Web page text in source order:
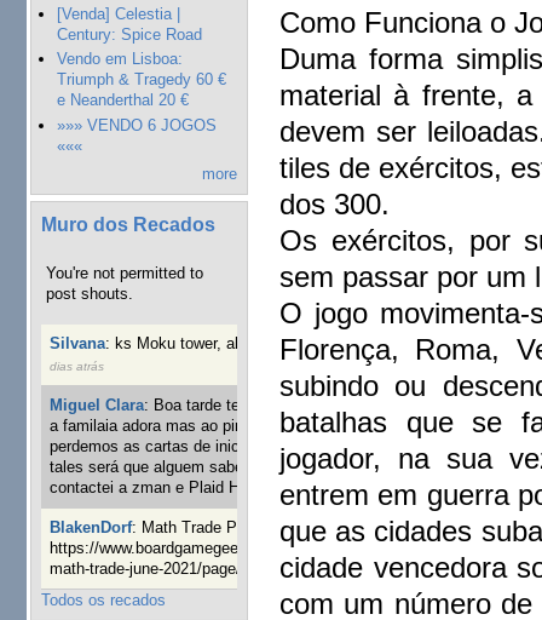
[Venda] Celestia |
Century: Spice Road
Vendo em Lisboa:
Triumph & Tragedy 60 €
e Neanderthal 20 €
»»» VENDO 6 JOGOS
«««
more
Muro dos Recados
You're not permitted to
post shouts.
Silvana: ks Moku tower, alguém interessado?
40 semanas 3
dias atrás
Miguel Clara: Boa tarde tenho jogo Mice and mistics que
a familaia adora mas ao pintarmos as miniaturas
perdemos as cartas de iniciaticva da expanção downood
tales será que alguem sabe onde adquirir as cartas já
contactei a zman e Plaid Hat e nada
1 ano 8 semanas atrás
BlakenDorf: Math Trade Portuguesa a decorrer. Aqui:
https://www.boardgamegeek.com/geeklist/286035/portugal-
math-trade-june-2021/page/1
1 ano 9 semanas atrás
Todos os recados
Como Funciona o
Duma forma
material à frente,
devem ser
tiles de exércitos,
dos 300.
Os exércitos, por
sem passar por um
O jogo
Florença, Roma,
subindo ou
batalhas que se
jogador, na sua
entrem em guerra
que as cidades
cidade vencedora
com um número